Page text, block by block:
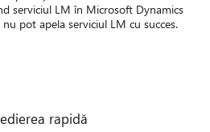
serviciul LM în Microsoft Dynamics
pot apela serviciul LM cu succes.
rapidă